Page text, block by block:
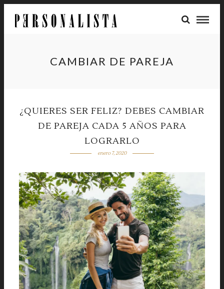
CAMBIAR DE PAREJA
¿QUIERES SER FELIZ? DEBES CAMBIAR
DE PAREJA CADA 5 AÑOS PARA
LOGRARLO
enero 7, 2020